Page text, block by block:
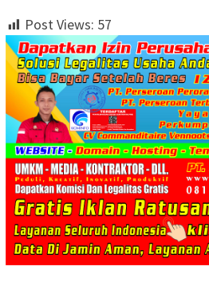
Post Views: 57